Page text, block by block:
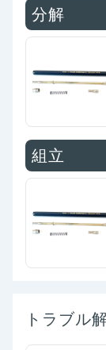
分解
組立
トラブル